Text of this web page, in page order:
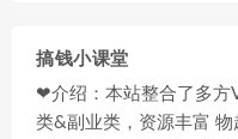
搞钱小课堂
❤介绍：本站整合了多方
类&副业类，资源丰富 物